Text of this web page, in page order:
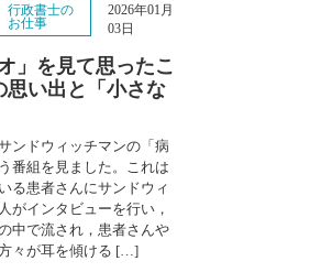
行政書士の
お仕事
2026年01月
03日
」を見て思ったこ
い出と「小さな
ンドウィッチマンの「病
番組を見ました。これは
る患者さんにサンドウィ
がインタビューを行い，
中で流され，患者さんや
々が耳を傾ける […]